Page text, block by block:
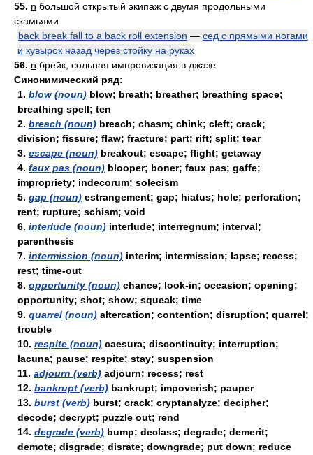
55. n большой открытый экипаж с двумя продольными
скамьями
back break fall to a back roll extension — сед с прямыми ногами
и кувырок назад через стойку на руках
56. n брейк, сольная импровизация в джазе
Синонимический ряд:
1. blow (noun) blow; breath; breather; breathing space;
breathing spell; ten
2. breach (noun) breach; chasm; chink; cleft; crack;
division; fissure; flaw; fracture; part; rift; split; tear
3. escape (noun) breakout; escape; flight; getaway
4. faux pas (noun) blooper; boner; faux pas; gaffe;
impropriety; indecorum; solecism
5. gap (noun) estrangement; gap; hiatus; hole; perforation;
rent; rupture; schism; void
6. interlude (noun) interlude; interregnum; interval;
parenthesis
7. intermission (noun) interim; intermission; lapse; recess;
rest; time-out
8. opportunity (noun) chance; look-in; occasion; opening;
opportunity; shot; show; squeak; time
9. quarrel (noun) altercation; contention; disruption; quarrel;
trouble
10. respite (noun) caesura; discontinuity; interruption;
lacuna; pause; respite; stay; suspension
11. adjourn (verb) adjourn; recess; rest
12. bankrupt (verb) bankrupt; impoverish; pauper
13. burst (verb) burst; crack; cryptanalyze; decipher;
decode; decrypt; puzzle out; rend
14. degrade (verb) bump; declass; degrade; demerit;
demote; disgrade; disrate; downgrade; put down; reduce